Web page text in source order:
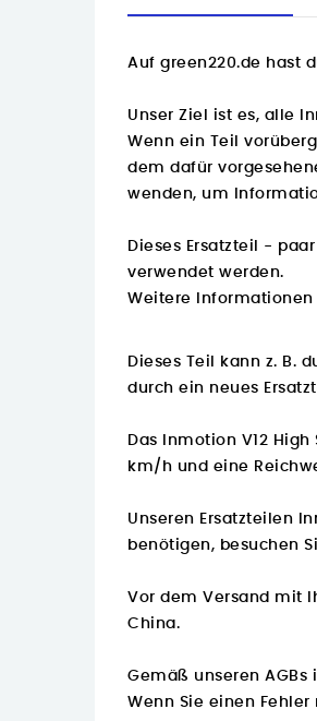
Auf green220.de hast
Unser Ziel ist es, alle
Wenn ein Teil
dem dafür
wenden, um
Dieses Ersatzteil -
verwendet werden.
Weitere Informationen
Dieses Teil kann z. B.
durch ein neues
Das Inmotion V12
km/h und eine
Unseren Ersatzteilen
benötigen, besuchen
Vor dem Versand mit
China.
Gemäß unseren AGBs
Wenn Sie einen